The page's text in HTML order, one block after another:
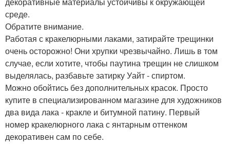
среде.
Обратите внимание.
Работая с кракелюрными лаками, затирайте трещинки
очень осторожно! Они хрупки чрезвычайно. Лишь в том
случае, если хотите, чтобы паутина трещин не слишком
выделялась, разбавьте затирку Уайт - спиртом.
Можно обойтись без дополнительных красок. Просто
купите в специализированном магазине для художников
два вида лака - кракле и битумной патину. Первый
номер кракелюрного лака с янтарным оттенком
декоративен сам по себе.